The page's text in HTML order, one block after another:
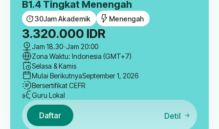
B1.4 Tingkat Menengah
30Jam Akademik Menengah
3.320.000 IDR
Jam 18.30-Jam 20:00
Zona Waktu: Indonesia (GMT+7)
Selasa & Kamis
Mulai BerikutnyaSeptember 1, 2026
Bersertifikat CEFR
Guru Lokal
Daftar Detil